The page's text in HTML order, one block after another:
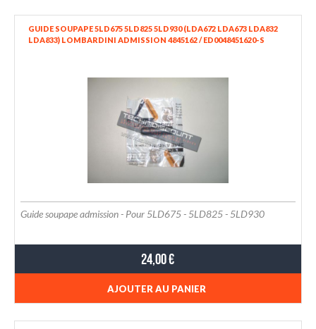
GUIDE SOUPAPE 5LD675 5LD825 5LD930 (LDA672 LDA673 LDA832
LDA833) LOMBARDINI ADMISSION 4845162 / ED0048451620-S
Guide soupape admission - Pour 5LD675 - 5LD825 - 5LD930
24,00 €
AJOUTER AU PANIER